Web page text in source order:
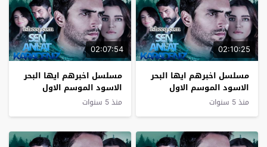
02:10:25
مسلسل اخبرهم ايها البحر
الاسود الموسم الاول
الحلقة 20
منذ 5 سنوات
02:07:54
مسلسل اخبرهم ايها البحر
الاسود الموسم الاول
الحلقة 19
منذ 5 سنوات